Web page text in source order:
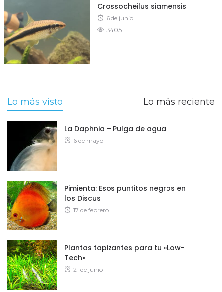
Crossocheilus siamensis
Posted
on
6 de junio
3405
Lo más visto Lo más reciente
La Daphnia – Pulga de agua
Posted
6 de mayo
Pimienta: Esos puntitos negros en
los Discus
Posted
17 de febrero
Plantas tapizantes para tu «Low-
Tech»
Posted
21 de junio